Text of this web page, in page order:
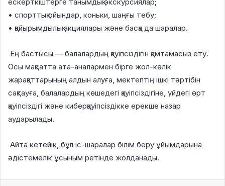
• спорттық ойындар, коньки, шаңғы тебу;
• қайырымдылық акциялары және басқа да шаралар.
Ең бастысы — балалардың қауіпсіздігін қамтамасыз ету.
Осы мақсатта ата-аналармен бірге жол-көлік
жарақаттарының алдын алуға, мектептің ішкі тәртібін
сақтауға, балалардың көшедегі қауіпсіздігіне, үйдегі өрт
қауіпсіздігі және киберқауіпсіздікке ерекше назар
аударылады.
Айта кетейік, бұл іс-шаралар білім беру ұйымдарына
әдістемелік ұсыным ретінде жолданады.